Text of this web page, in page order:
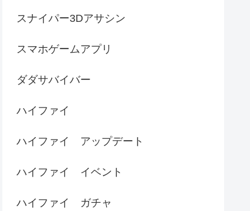
スナイパー3Dアサシン
スマホゲームアプリ
ダダサバイバー
ハイファイ
ハイファイ アップデート
ハイファイ イベント
ハイファイ ガチャ